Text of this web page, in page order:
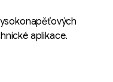
aplikace.